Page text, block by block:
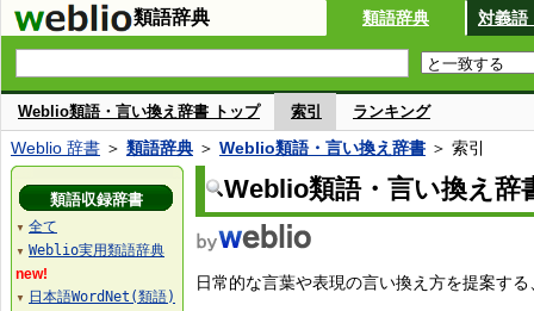
類語辞典 類語辞典 対義語
Weblio類語・言い換え辞書 トップ 索引 ランキング
Weblio 辞書 ＞ 類語辞典 ＞ Weblio類語・言い換え辞書 ＞ 索引
Weblio類語・言い換え辞
日常的な言葉や表現の言い換え方を提案す
類語収録辞書
▼ 全て
▼ Weblio実用類語辞典
new!
▼ 日本語WordNet(類語)